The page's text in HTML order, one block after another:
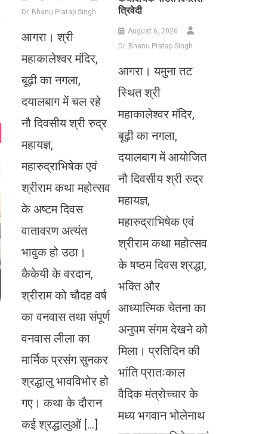
Dr. Bhanu Pratap Singh
आगरा। श्री
महाकालेश्वर मंदिर,
बूढ़ी का नगला,
दयालबाग में चल रहे
नौ दिवसीय श्री रुद्र
महायज्ञ,
महारुद्राभिषेक एवं
श्रीराम कथा महोत्सव
के अष्टम दिवस
वातावरण अत्यंत
भावुक हो उठा।
कैकेयी के वरदान,
श्रीराम को चौदह वर्ष
का वनवास तथा संपूर्ण
वनवास लीला का
मार्मिक प्रसंग सुनकर
श्रद्धालु भावविभोर हो
गए। कथा के दौरान
कई श्रद्धालुओं […]
त्रिवेदी
August 6, 2026
Dr. Bhanu Pratap Singh
आगरा। यमुना तट
स्थित श्री
महाकालेश्वर मंदिर,
बूढ़ी का नगला,
दयालबाग में आयोजित
नौ दिवसीय श्री रुद्र
महायज्ञ,
महारुद्राभिषेक एवं
श्रीराम कथा महोत्सव
के षष्ठम दिवस श्रद्धा,
भक्ति और
आध्यात्मिक चेतना का
अनुपम संगम देखने को
मिला। प्रतिदिन की
भांति प्रातःकाल
वैदिक मंत्रोच्चार के
मध्य भगवान भोलेनाथ